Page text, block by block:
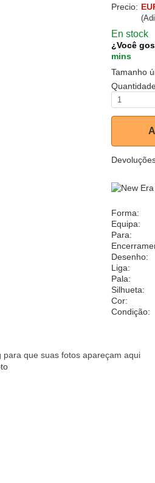
Precio:
En stock
¿Você
mins
Tamanho
Forma:
Equipa:
Para:
Desenho:
Liga:
Pala:
Silhueta:
Cor:
Condição:
para que suas fotos apareçam aqui